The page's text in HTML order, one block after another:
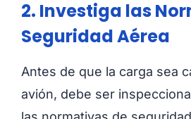
2. Investiga las
Seguridad Aérea
Antes de que la carga sea
avión, debe ser